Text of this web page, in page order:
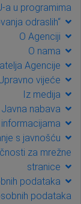
a u programima
odraslih“
O Agenciji
O nama
Agencije
vijeće
Iz medija
Javna nabava
s javnošću
za mrežne
stranice
podataka
podataka